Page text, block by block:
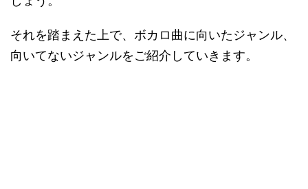
それを踏まえた上で、ボカロ曲に向いたジャンル、
向いてないジャンルをご紹介していきます。